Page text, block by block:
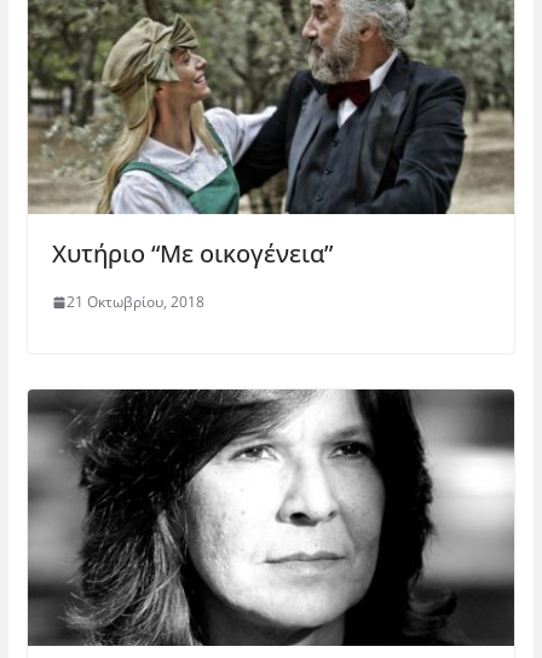
Χυτήριο “Με οικογένεια”
21 Οκτωβρίου, 2018